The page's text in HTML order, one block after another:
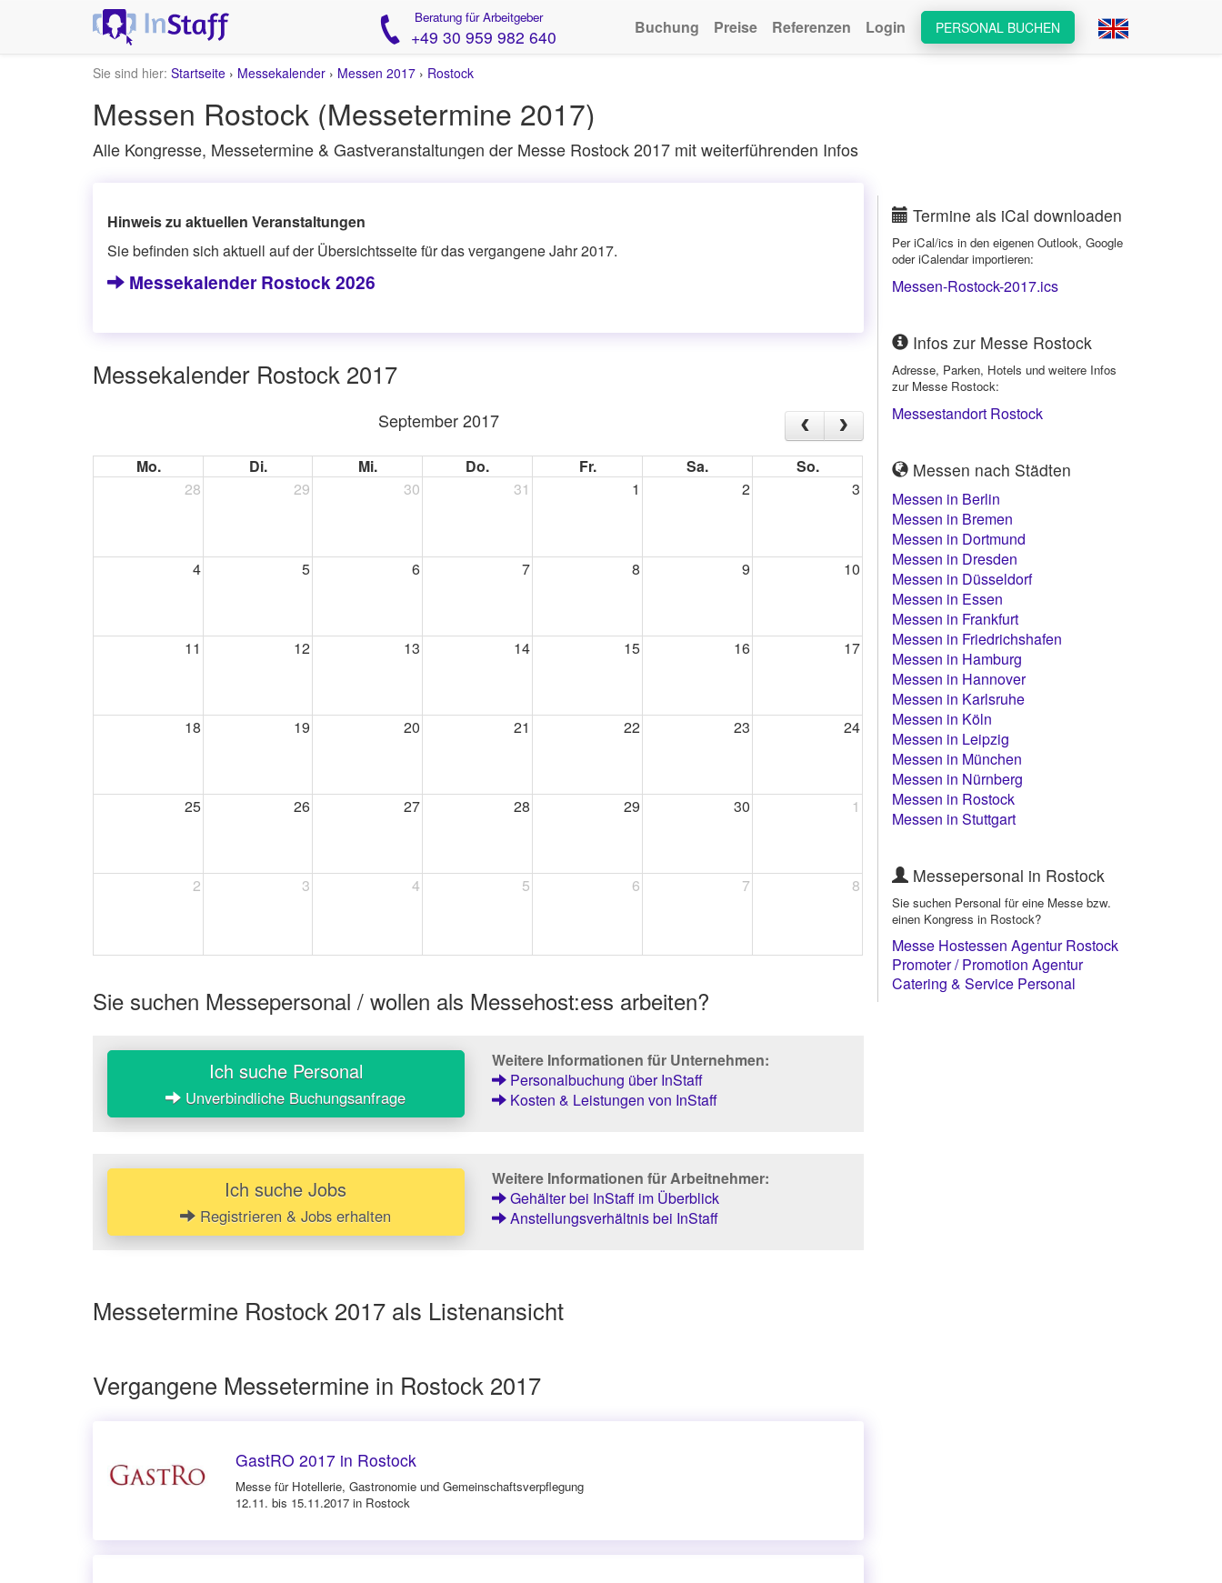
Beratung für Arbeitgeber
+49 30 959 982 640 PERSONAL BUCHEN
Buchung Preise Referenzen Login
Sie sind hier: Startseite › Messekalender › Messen 2017 › Rostock
Messen Rostock (Messetermine 2017)
Alle Kongresse, Messetermine & Gastveranstaltungen der Messe Rostock 2017 mit weiterführenden Infos
Hinweis zu aktuellen Veranstaltungen
Sie befinden sich aktuell auf der Übersichtsseite für das vergangene Jahr 2017.
Messekalender Rostock 2026
Messekalender Rostock 2017
September 2017
Mo. Di. Mi. Do. Fr. Sa.
So.
28
29 30 31 1 2 3
4 5 6 7 8 9 10
11 12 13 14 15 16 17
18 19 20 21 22 23 24
25 26 27 28 29 30 1
2 3 4 5 6 7 8
Sie suchen Messepersonal / wollen als Messehost:ess arbeiten?
Ich suche Personal
Unverbindliche Buchungsanfrage
Weitere Informationen für Unternehmen:
Personalbuchung über InStaff
Kosten & Leistungen von InStaff
Ich suche Jobs
Registrieren & Jobs erhalten
Weitere Informationen für Arbeitnehmer:
Gehälter bei InStaff im Überblick
Anstellungsverhältnis bei InStaff
Messetermine Rostock 2017 als Listenansicht
Vergangene Messetermine in Rostock 2017
GastRO 2017 in Rostock
Messe für Hotellerie, Gastronomie und Gemeinschaftsverpflegung
12.11. bis 15.11.2017 in Rostock
Termine als iCal downloaden
Per iCal/ics in den eigenen Outlook, Google
oder iCalendar importieren:
Messen-Rostock-2017.ics
Infos zur Messe Rostock
Adresse, Parken, Hotels und weitere Infos
zur Messe Rostock:
Messestandort Rostock
Messen nach Städten
Messen in Berlin
Messen in Bremen
Messen in Dortmund
Messen in Dresden
Messen in Düsseldorf
Messen in Essen
Messen in Frankfurt
Messen in Friedrichshafen
Messen in Hamburg
Messen in Hannover
Messen in Karlsruhe
Messen in Köln
Messen in Leipzig
Messen in München
Messen in Nürnberg
Messen in Rostock
Messen in Stuttgart
Messepersonal in Rostock
Sie suchen Personal für eine Messe bzw.
einen Kongress in Rostock?
Messe Hostessen Agentur Rostock
Promoter / Promotion Agentur
Rostock
Catering & Service Personal